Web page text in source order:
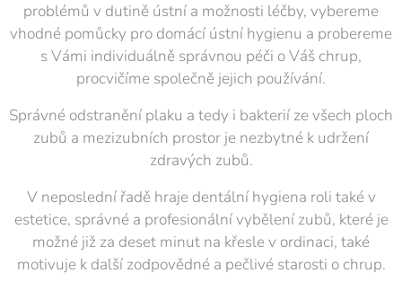
problémů v dutině ústní a možnosti léčby, vybereme
vhodné pomůcky pro domácí ústní hygienu a probereme
s Vámi individuálně správnou péči o Váš chrup,
procvičíme společně jejich používání.
Správné odstranění plaku a tedy i bakterií ze všech ploch
zubů a mezizubních prostor je nezbytné k udržení
zdravých zubů.
V neposlední řadě hraje dentální hygiena roli také v
estetice, správné a profesionální vybělení zubů, které je
možné již za deset minut na křesle v ordinaci, také
motivuje k další zodpovědné a pečlivé starosti o chrup.